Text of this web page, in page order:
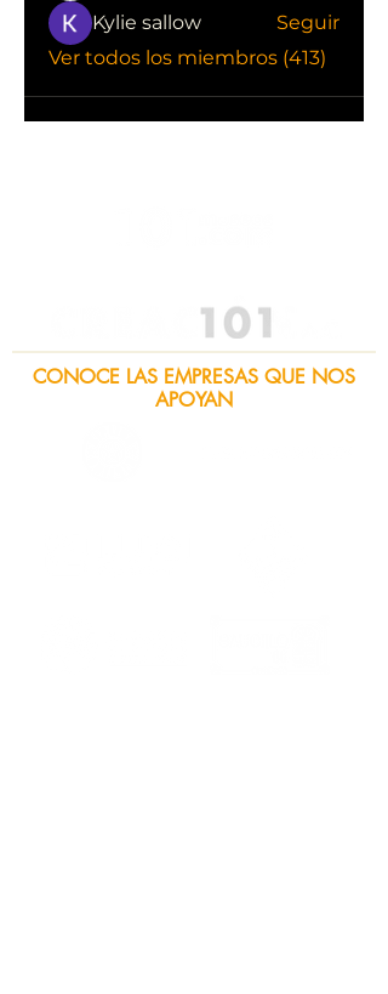
Kylie sallow
Seguir
Ver todos los miembros (413)
CONOCE LAS EMPRESAS QUE NOS
APOYAN